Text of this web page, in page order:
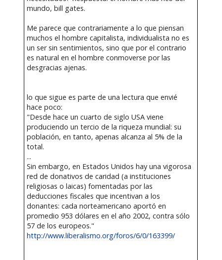
mundo, bill gates.
Me parece que contrariamente a lo que piensan
muchos el hombre capitalista, individualista no es
un ser sin sentimientos, sino que por el contrario
es natural en el hombre conmoverse por las
desgracias ajenas.
lo que sigue es parte de una lectura que envié
hace poco:
"Desde hace un cuarto de siglo USA viene
produciendo un tercio de la riqueza mundial: su
población, en tanto, apenas alcanza al 5% de la
total.
...
Sin embargo, en Estados Unidos hay una vigorosa
red de donativos de caridad (a instituciones
religiosas o laicas) fomentadas por las
deducciones fiscales que incentivan a los
donantes: cada norteamericano aportó en
promedio 953 dólares en el año 2002, contra sólo
57 de los europeos."
http://www.liberalismo.org/foros/6/0/163399/